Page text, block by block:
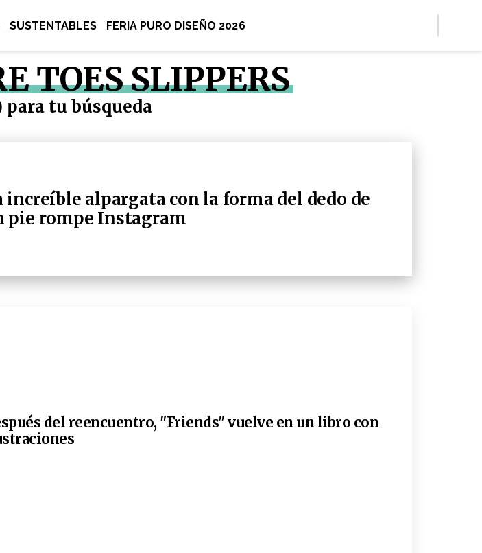
SUSTENTABLES FERIA PURO DISEÑO 2026
TOES SLIPPERS
para tu búsqueda
increíble alpargata con la forma del dedo de
pie rompe Instagram
del reencuentro, "Friends" vuelve en un libro con